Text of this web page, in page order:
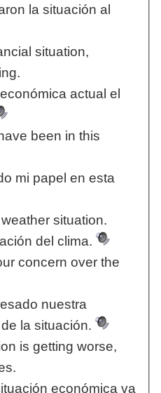
la situación al
situation,
actual el
been in this
mi papel en esta
situation.
del clima.
concern over the
nuestra
la situación.
is getting worse,
económica va